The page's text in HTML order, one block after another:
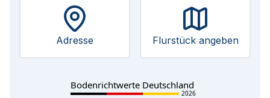
Adresse Flurstück angeben
Bodenrichtwerte Deutschland
2026